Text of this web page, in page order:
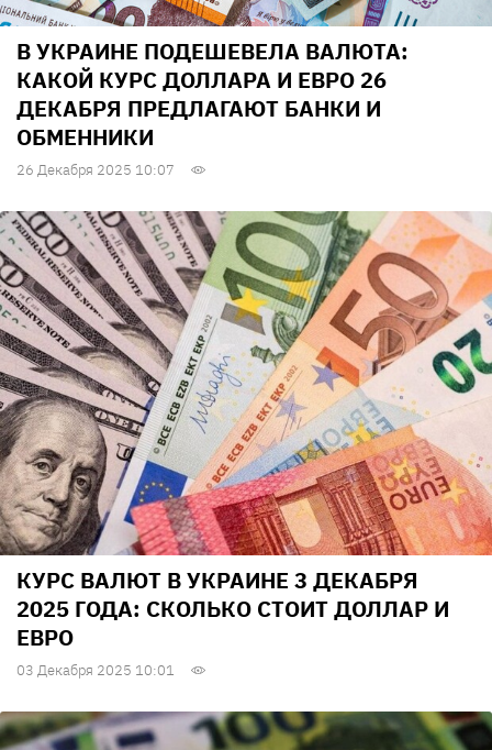
В УКРАИНЕ ПОДЕШЕВЕЛА ВАЛЮТА:
КАКОЙ КУРС ДОЛЛАРА И ЕВРО 26
ДЕКАБРЯ ПРЕДЛАГАЮТ БАНКИ И
ОБМЕННИКИ
26 Декабря 2025 10:07
КУРС ВАЛЮТ В УКРАИНЕ 3 ДЕКАБРЯ
2025 ГОДА: СКОЛЬКО СТОИТ ДОЛЛАР И
ЕВРО
03 Декабря 2025 10:01